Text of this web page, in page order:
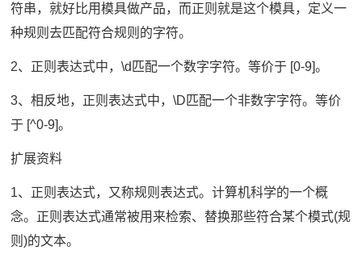
符串，就好比用模具做产品，而正则就是这个模具，定义一
种规则去匹配符合规则的字符。
2、正则表达式中，\d匹配一个数字字符。等价于 [0-9]。
3、相反地，正则表达式中，\D匹配一个非数字字符。等价
于 [^0-9]。
扩展资料
1、正则表达式，又称规则表达式。计算机科学的一个概
念。正则表达式通常被用来检索、替换那些符合某个模式(规
则)的文本。